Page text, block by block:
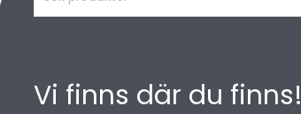
Vi finns där du finns!